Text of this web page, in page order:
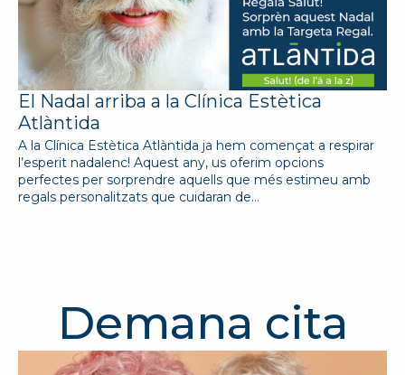
El Nadal arriba a la Clínica Estètica
Atlàntida
A la Clínica Estètica Atlàntida ja hem començat a respirar
l’esperit nadalenc! Aquest any, us oferim opcions
perfectes per sorprendre aquells que més estimeu amb
regals personalitzats que cuidaran de…
Demana cita